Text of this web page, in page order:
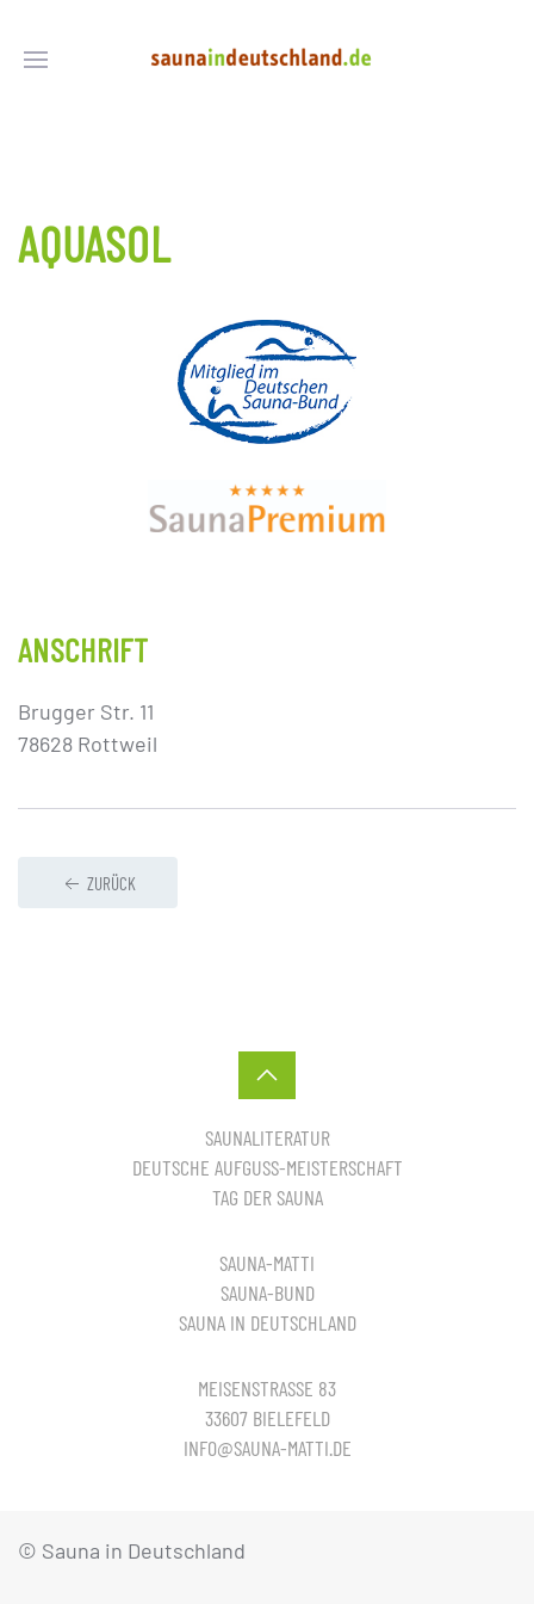
AQUASOL
ANSCHRIFT
Brugger Str. 11
78628 Rottweil
ZURÜCK
SAUNALITERATUR
DEUTSCHE AUFGUSS-MEISTERSCHAFT
TAG DER SAUNA
SAUNA-MATTI
SAUNA-BUND
SAUNA IN DEUTSCHLAND
MEISENSTRASSE 83
33607 BIELEFELD
INFO@SAUNA-MATTI.DE
© Sauna in Deutschland